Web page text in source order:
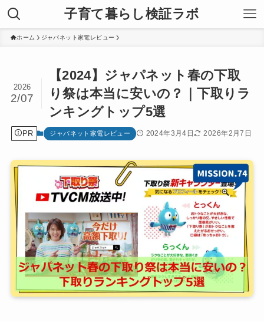
子育て暮らし検証ラボ
ホーム ジャパネット家電レビュー
【2024】ジャパネット春の下取
り祭は本当に安いの？｜下取りラ
ンキングトップ5選
2026
2/07
PR ジャパネット家電レビュー 2024年3月4日 2026年2月7日